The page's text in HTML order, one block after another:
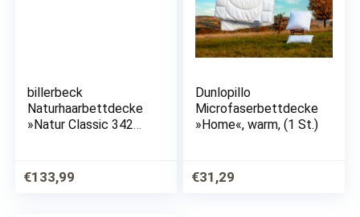
billerbeck
Naturhaarbettdecke
»Natur Classic 342
Bezug Satin aus reiner
Baumwolle, (1 St.),
€133,99
Dunlopillo
Microfaserbettdecke
»Home«, warm, (1 St.)
€31,29